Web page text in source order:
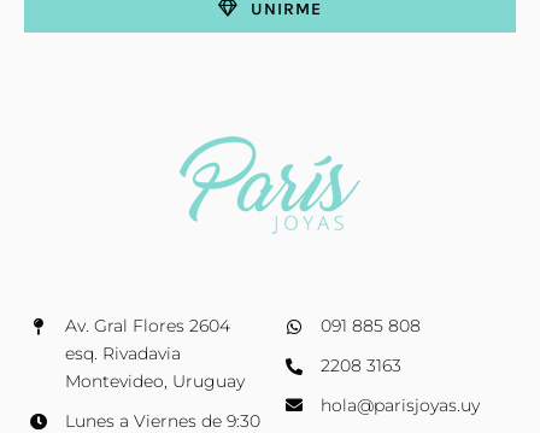
Av. Gral Flores 2604
esq. Rivadavia
Montevideo, Uruguay
Lunes a Viernes de 9:30
091 885 808
2208 3163
hola@parisjoyas.uy
UNIRME